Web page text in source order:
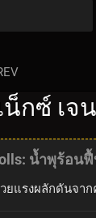
กซ์ เจ
น้ำพุร้อน
ยแรงผลักดันจาก